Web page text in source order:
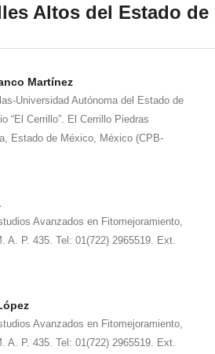
Altos del Estado de
Martínez
Universidad Autónoma del Estado de
“El Cerrillo”. El Cerrillo Piedras
Estado de México, México (CPB-
Avanzados en Fitomejoramiento,
A. P. 435. Tel: 01(722) 2965519. Ext.
Avanzados en Fitomejoramiento,
A. P. 435. Tel: 01(722) 2965519. Ext.